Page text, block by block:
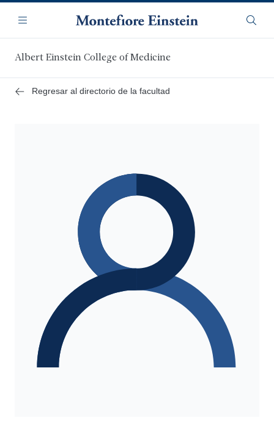
contenido
principal
Navegación
Menú
Albert Einstein College of Medicine
Regresar al directorio de la facultad